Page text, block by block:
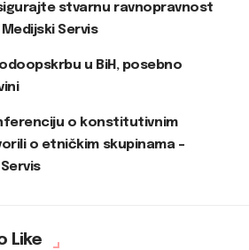
stvarnu ravnopravnost
Servis
u BiH, posebno
o konstitutivnim
o etničkim skupinama –
Like